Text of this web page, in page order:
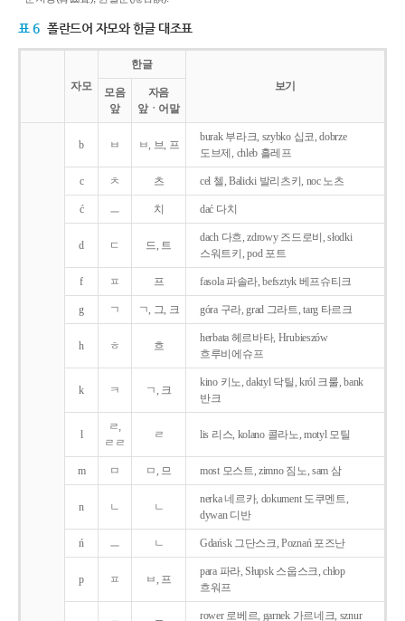
표 6 폴란드어 자모와 한글 대조표
자모
한글
보기
모음
앞
자음
앞ㆍ어말
b ㅂ ㅂ, 브, 프
burak 부라크, szybko 십코, dobrze
도브제, chleb 흘레프
c ㅊ 츠 cel 첼, Balicki 발리츠키, noc 노츠
ć ㅡ 치 dać 다치
d ㄷ 드, 트
dach 다흐, zdrowy 즈드로비, słodki
스워트키, pod 포트
f ㅍ 프 fasola 파솔라, befsztyk 베프슈티크
g ㄱ ㄱ, 그, 크 góra 구라, grad 그라트, targ 타르크
h ㅎ 흐
herbata 헤르바타, Hrubieszów
흐루비에슈프
k ㅋ ㄱ, 크
kino 키노, daktyl 닥틸, król 크룰, bank
반크
l
ㄹ,
ㄹㄹ
ㄹ lis 리스, kolano 콜라노, motyl 모틸
m ㅁ ㅁ, 므 most 모스트, zimno 짐노, sam 삼
n ㄴ ㄴ
nerka 네르카, dokument 도쿠멘트,
dywan 디반
ń ㅡ ㄴ Gdańsk 그단스크, Poznań 포즈난
p ㅍ ㅂ, 프
para 파라, Słupsk 스웁스크, chłop
흐워프
rower 로베르, garnek 가르네크, sznur